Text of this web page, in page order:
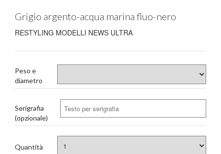
Grigio argento-acqua marina fluo-nero
RESTYLING MODELLI NEWS ULTRA
Peso e
diametro
Serigrafia
(opzionale)
Quantità